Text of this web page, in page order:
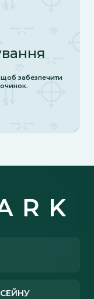
забезпечити